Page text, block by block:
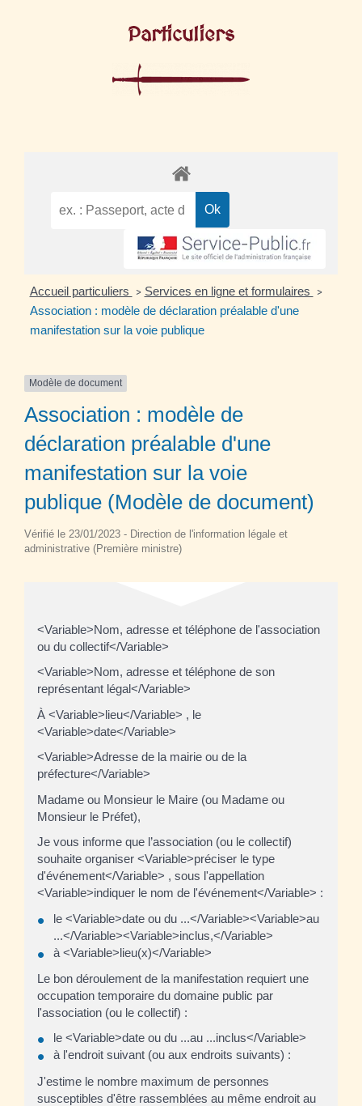
Particuliers
Accueil particuliers > Services en ligne et formulaires >
Association : modèle de déclaration préalable d'une
manifestation sur la voie publique
Modèle de document
Association : modèle de
déclaration préalable d'une
manifestation sur la voie
publique (Modèle de document)
Vérifié le 23/01/2023 - Direction de l'information légale et
administrative (Première ministre)
<Variable>Nom, adresse et téléphone de l'association
ou du collectif</Variable>
<Variable>Nom, adresse et téléphone de son
représentant légal</Variable>
À <Variable>lieu</Variable> , le
<Variable>date</Variable>
<Variable>Adresse de la mairie ou de la
préfecture</Variable>
Madame ou Monsieur le Maire (ou Madame ou
Monsieur le Préfet),
Je vous informe que l’association (ou le collectif)
souhaite organiser <Variable>préciser le type
d'événement</Variable> , sous l'appellation
<Variable>indiquer le nom de l'événement</Variable> :
le <Variable>date ou du ...</Variable><Variable>au
...</Variable><Variable>inclus,</Variable>
à <Variable>lieu(x)</Variable>
Le bon déroulement de la manifestation requiert une
occupation temporaire du domaine public par
l'association (ou le collectif) :
le <Variable>date ou du ...au ...inclus</Variable>
à l'endroit suivant (ou aux endroits suivants) :
J'estime le nombre maximum de personnes
susceptibles d'être rassemblées au même endroit au